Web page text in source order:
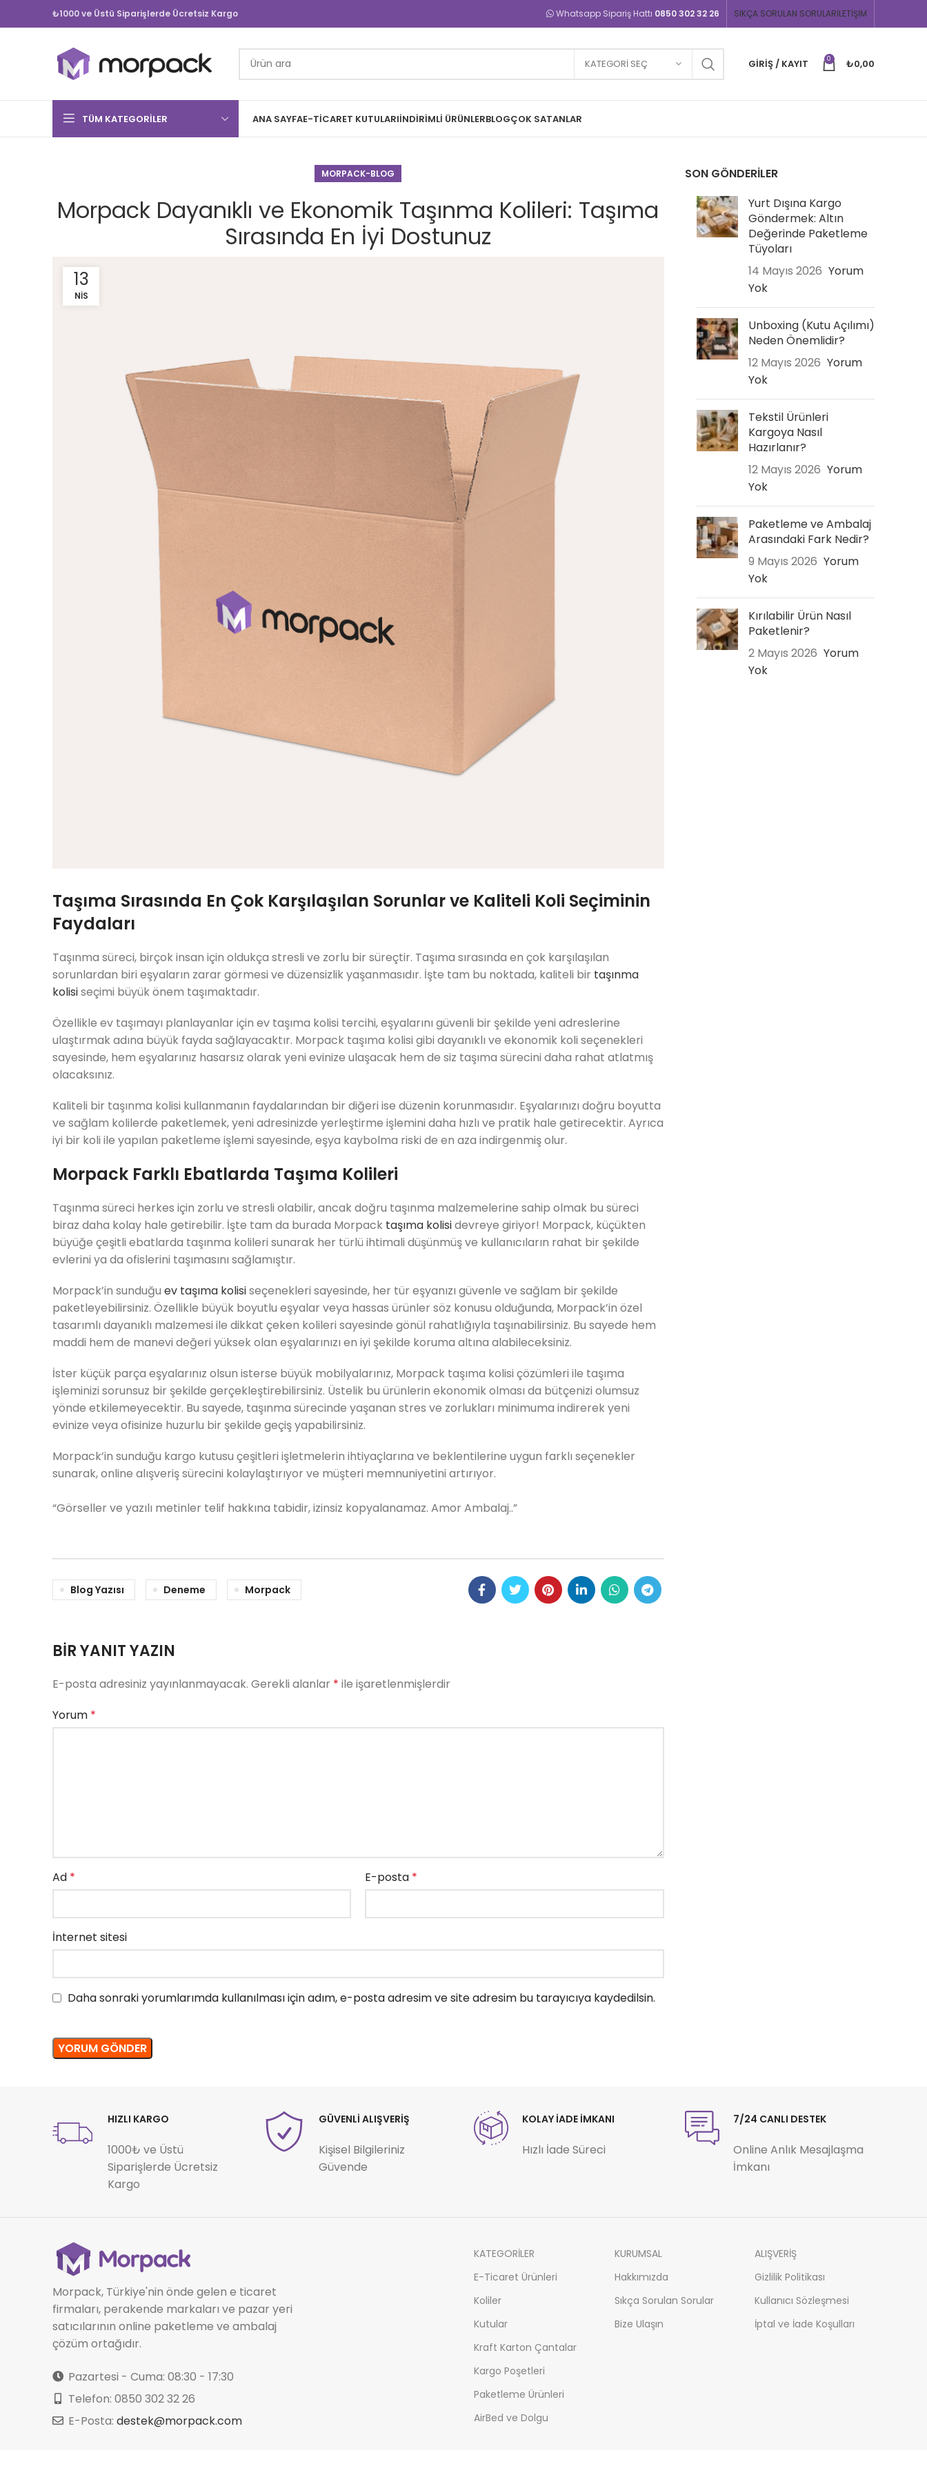
₺1000 ve Üstü Siparişlerde Ücretsiz Kargo Whatsapp Sipariş Hattı 0850 302 32 26 SIKÇA SORULAN SORULARİLETIŞIM
KATEGORI SEÇ GIRIŞ / KAYIT 0 ₺0,00
TÜM KATEGORILER ANA SAYFAE-TICARET KUTULARIİNDIRIMLI ÜRÜNLERBLOGÇOK SATANLAR
MORPACK-BLOG
Morpack Dayanıklı ve Ekonomik Taşınma Kolileri: Taşıma
Sırasında En İyi Dostunuz
13
NIS
Taşıma Sırasında En Çok Karşılaşılan Sorunlar ve Kaliteli Koli Seçiminin
Faydaları
Taşınma süreci, birçok insan için oldukça stresli ve zorlu bir süreçtir. Taşıma sırasında en çok karşılaşılan
sorunlardan biri eşyaların zarar görmesi ve düzensizlik yaşanmasıdır. İşte tam bu noktada, kaliteli bir taşınma
kolisiseçimi büyük önem taşımaktadır.
Özellikle ev taşımayı planlayanlar için ev taşıma kolisi tercihi, eşyalarını güvenli bir şekilde yeni adreslerine
ulaştırmak adına büyük fayda sağlayacaktır. Morpack taşıma kolisi gibi dayanıklı ve ekonomik koli seçenekleri
sayesinde, hem eşyalarınız hasarsız olarak yeni evinize ulaşacak hem de siz taşıma sürecini daha rahat atlatmış
olacaksınız.
Kaliteli bir taşınma kolisi kullanmanın faydalarından bir diğeri ise düzenin korunmasıdır. Eşyalarınızı doğru boyutta
ve sağlam kolilerde paketlemek, yeni adresinizde yerleştirme işlemini daha hızlı ve pratik hale getirecektir. Ayrıca
iyi bir koli ile yapılan paketleme işlemi sayesinde, eşya kaybolma riski de en aza indirgenmiş olur.
Morpack Farklı Ebatlarda Taşıma Kolileri
Taşınma süreci herkes için zorlu ve stresli olabilir, ancak doğru taşınma malzemelerine sahip olmak bu süreci
biraz daha kolay hale getirebilir. İşte tam da burada Morpack taşıma kolisidevreye giriyor! Morpack, küçükten
büyüğe çeşitli ebatlarda taşınma kolileri sunarak her türlü ihtimali düşünmüş ve kullanıcıların rahat bir şekilde
evlerini ya da ofislerini taşımasını sağlamıştır.
Morpack’in sunduğu ev taşıma kolisiseçenekleri sayesinde, her tür eşyanızı güvenle ve sağlam bir şekilde
paketleyebilirsiniz. Özellikle büyük boyutlu eşyalar veya hassas ürünler söz konusu olduğunda, Morpack’in özel
tasarımlı dayanıklı malzemesi ile dikkat çeken kolileri sayesinde gönül rahatlığıyla taşınabilirsiniz. Bu sayede hem
maddi hem de manevi değeri yüksek olan eşyalarınızı en iyi şekilde koruma altına alabileceksiniz.
İster küçük parça eşyalarınız olsun isterse büyük mobilyalarınız, Morpack taşıma kolisi çözümleri ile taşıma
işleminizi sorunsuz bir şekilde gerçekleştirebilirsiniz. Üstelik bu ürünlerin ekonomik olması da bütçenizi olumsuz
yönde etkilemeyecektir. Bu sayede, taşınma sürecinde yaşanan stres ve zorlukları minimuma indirerek yeni
evinize veya ofisinize huzurlu bir şekilde geçiş yapabilirsiniz.
Morpack’in sunduğu kargo kutusu çeşitleri işletmelerin ihtiyaçlarına ve beklentilerine uygun farklı seçenekler
sunarak, online alışveriş sürecini kolaylaştırıyor ve müşteri memnuniyetini artırıyor.
“Görseller ve yazılı metinler telif hakkına tabidir, izinsiz kopyalanamaz. Amor Ambalaj..”
Blog Yazısı Deneme Morpack
BIR YANIT YAZIN
E-posta adresiniz yayınlanmayacak. Gerekli alanlar * ile işaretlenmişlerdir
Yorum *
Ad * E-posta *
İnternet sitesi
Daha sonraki yorumlarımda kullanılması için adım, e-posta adresim ve site adresim bu tarayıcıya kaydedilsin.
SON GÖNDERILER
Yurt Dışına Kargo
Göndermek: Altın
Değerinde Paketleme
Tüyoları
14 Mayıs 2026 Yorum
Yok
Unboxing (Kutu Açılımı)
Neden Önemlidir?
12 Mayıs 2026 Yorum
Yok
Tekstil Ürünleri
Kargoya Nasıl
Hazırlanır?
12 Mayıs 2026 Yorum
Yok
Paketleme ve Ambalaj
Arasındaki Fark Nedir?
9 Mayıs 2026 Yorum
Yok
Kırılabilir Ürün Nasıl
Paketlenir?
2 Mayıs 2026 Yorum
Yok
HIZLI KARGO
1000₺ ve Üstü
Siparişlerde Ücretsiz
Kargo
GÜVENLİ ALIŞVERİŞ
Kişisel Bilgileriniz
Güvende
KOLAY İADE İMKANI
Hızlı İade Süreci
7/24 CANLI DESTEK
Online Anlık Mesajlaşma
İmkanı
Morpack, Türkiye'nin önde gelen e ticaret
firmaları, perakende markaları ve pazar yeri
satıcılarının online paketleme ve ambalaj
çözüm ortağıdır.
Pazartesi - Cuma: 08:30 - 17:30
Telefon: 0850 302 32 26
E-Posta: destek@morpack.com
KATEGORİLER
E-Ticaret Ürünleri
Koliler
Kutular
Kraft Karton Çantalar
Kargo Poşetleri
Paketleme Ürünleri
AirBed ve Dolgu
KURUMSAL
Hakkımızda
Sıkça Sorulan Sorular
Bize Ulaşın
ALIŞVERİŞ
Gizlilik Politikası
Kullanıcı Sözleşmesi
İptal ve İade Koşulları